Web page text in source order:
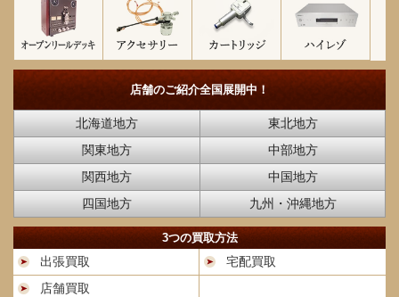
店舗のご紹介全国展開中！
北海道地方
東北地方
関東地方
中部地方
関西地方
中国地方
四国地方
九州・沖縄地方
3つの買取方法
出張買取
宅配買取
店舗買取